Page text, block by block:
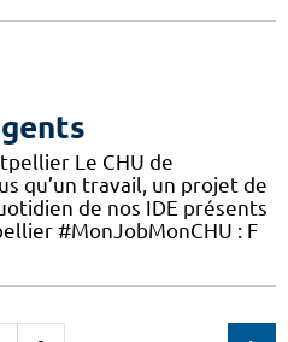
Le CHU de
qu’un travail, un projet de
de nos IDE présents
#MonJobMonCHU : F